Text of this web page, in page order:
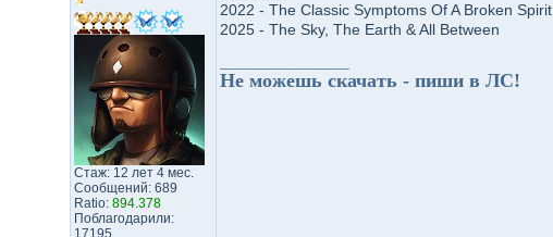
Стаж: 12 лет 4 мес.
Сообщений: 689
Ratio: 894.378
Поблагодарили:
17195
2022 - The Classic Symptoms Of A Broken Spirit
2025 - The Sky, The Earth & All Between
Не можешь скачать - пиши в ЛС!